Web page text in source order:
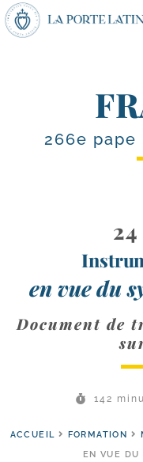
266e pape
en vue du
Document de
142
ACCUEIL FORMATION
EN VUE DU